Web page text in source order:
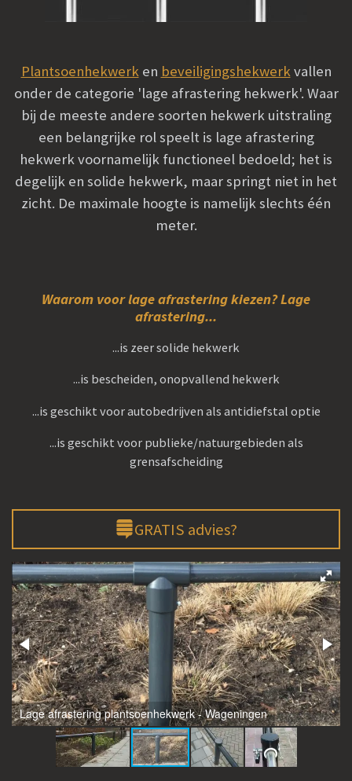
Plantsoenhekwerken beveiligingshekwerkvallen
onder de categorie 'lage afrastering hekwerk'. Waar
bij de meeste andere soorten hekwerk uitstraling
een belangrijke rol speelt is lage afrastering
hekwerk voornamelijk functioneel bedoeld; het is
degelijk en solide hekwerk, maar springt niet in het
zicht. De maximale hoogte is namelijk slechts één
meter.
Waarom voor lage afrastering kiezen? Lage
afrastering...
...is zeer solide hekwerk
...is bescheiden, onopvallend hekwerk
...is geschikt voor autobedrijven als antidiefstal optie
...is geschikt voor publieke/natuurgebieden als
grensafscheiding
GRATIS advies?
Lage afrastering plantsoenhekwerk - Wageningen